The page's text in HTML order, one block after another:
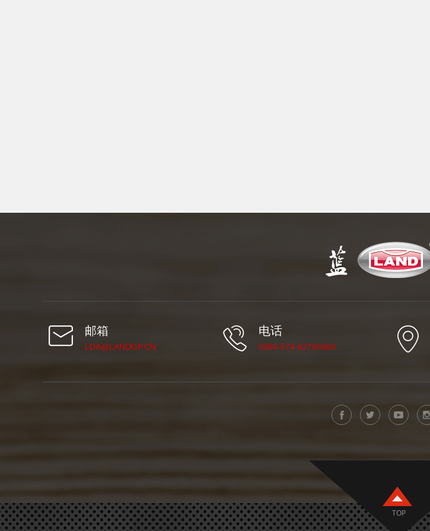
邮箱
LDA@LANDGP.CN
电话
0086-574-62766868
TOP